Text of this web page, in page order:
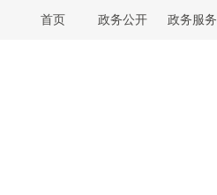
首页 政务公开 政务服务